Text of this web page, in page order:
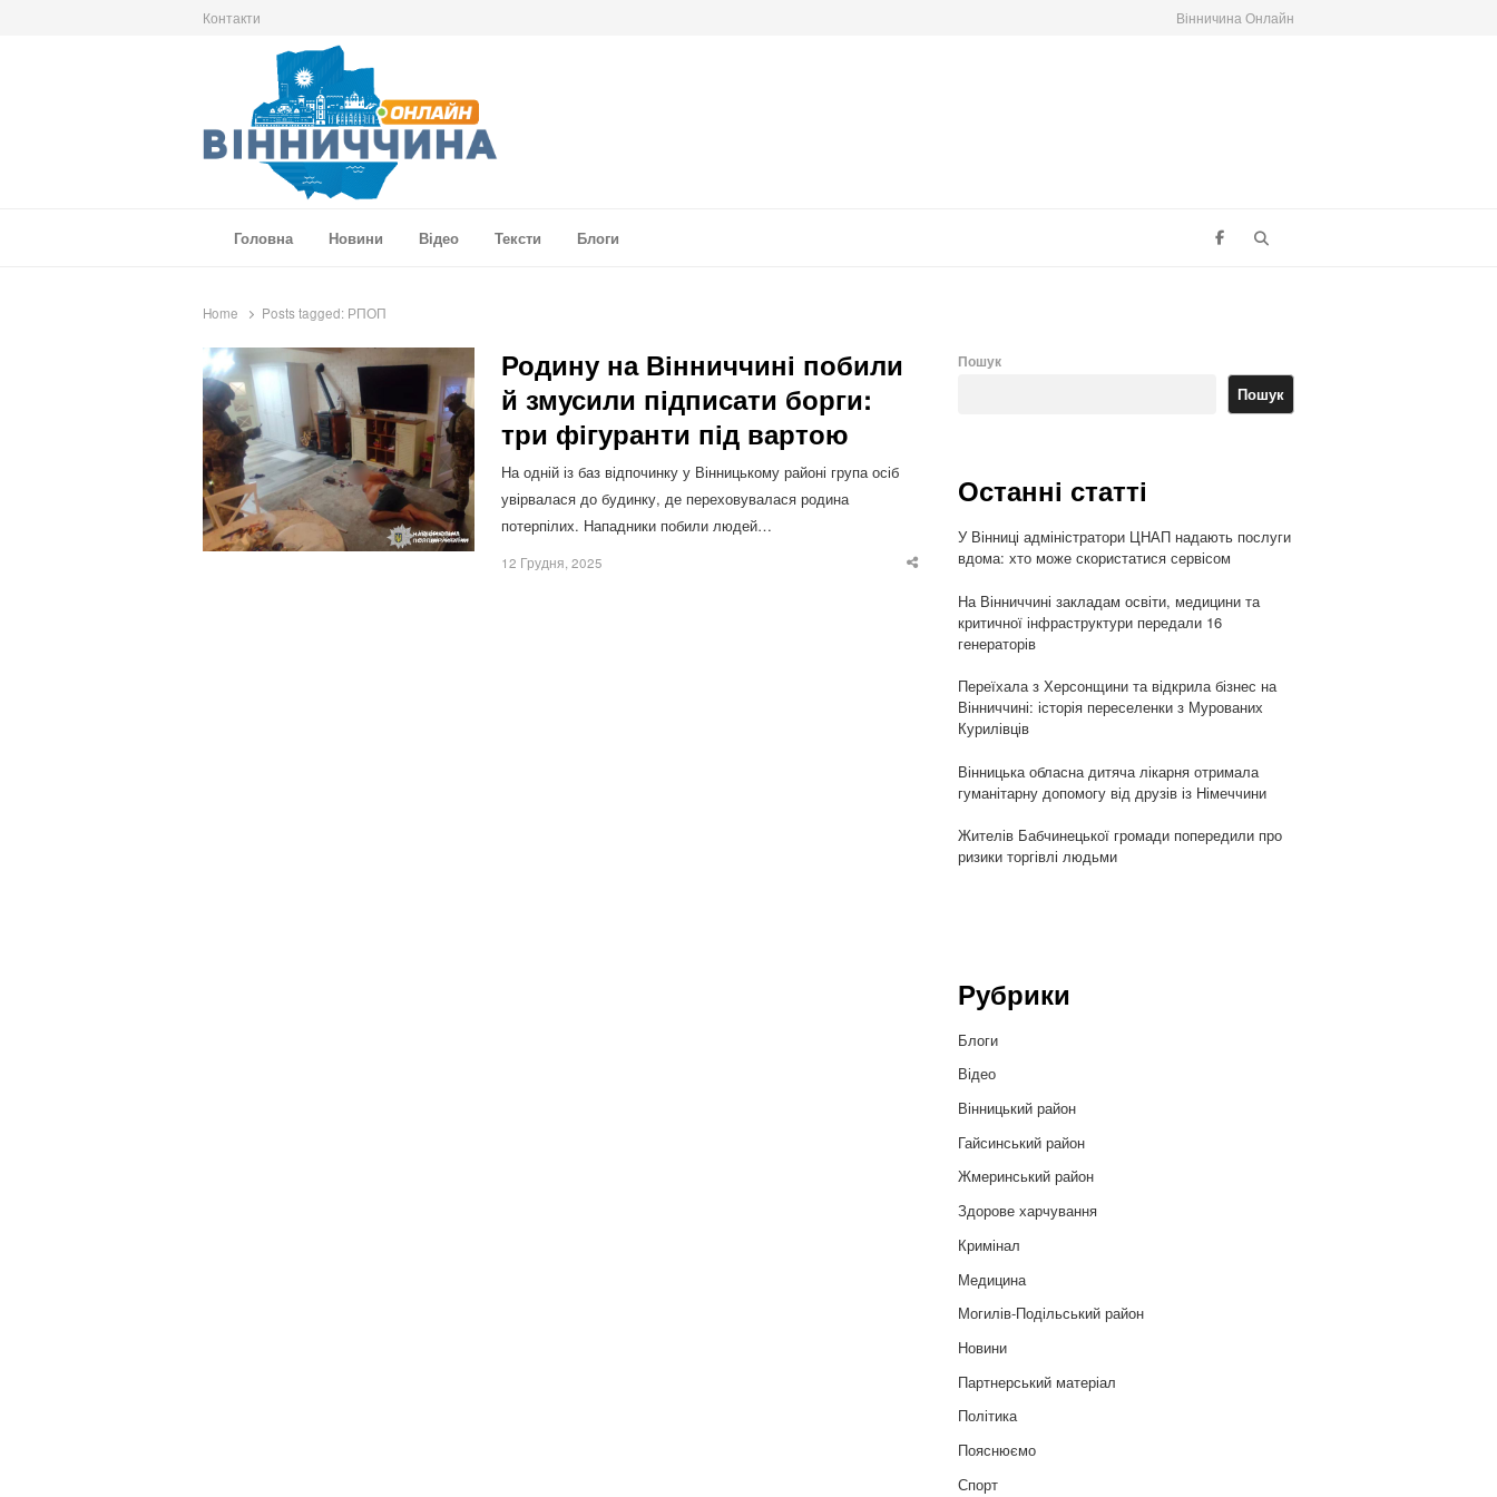
Контакти Вінничина Онлайн
Головна
Новини Відео Тексти Блоги
Home Posts tagged: РПОП
Родину на Вінниччині побили
й змусили підписати борги:
три фігуранти під вартою
На одній із баз відпочинку у Вінницькому районі група осіб
увірвалася до будинку, де переховувалася родина
потерпілих. Нападники побили людей…
12 Грудня, 2025
Share
Пошук
Пошук
Останні статті
У Вінниці адміністратори ЦНАП надають послуги
вдома: хто може скористатися сервісом
На Вінниччині закладам освіти, медицини та
критичної інфраструктури передали 16
генераторів
Переїхала з Херсонщини та відкрила бізнес на
Вінниччині: історія переселенки з Мурованих
Курилівців
Вінницька обласна дитяча лікарня отримала
гуманітарну допомогу від друзів із Німеччини
Жителів Бабчинецької громади попередили про
ризики торгівлі людьми
Рубрики
Блоги
Відео
Вінницький район
Гайсинський район
Жмеринський район
Здорове харчування
Кримінал
Медицина
Могилів-Подільський район
Новини
Партнерський матеріал
Політика
Пояснюємо
Спорт